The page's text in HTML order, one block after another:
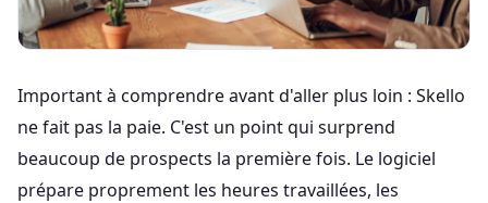
Important à comprendre avant d'aller plus loin : Skello
ne fait pas la paie. C'est un point qui surprend
beaucoup de prospects la première fois. Le logiciel
prépare proprement les heures travaillées, les